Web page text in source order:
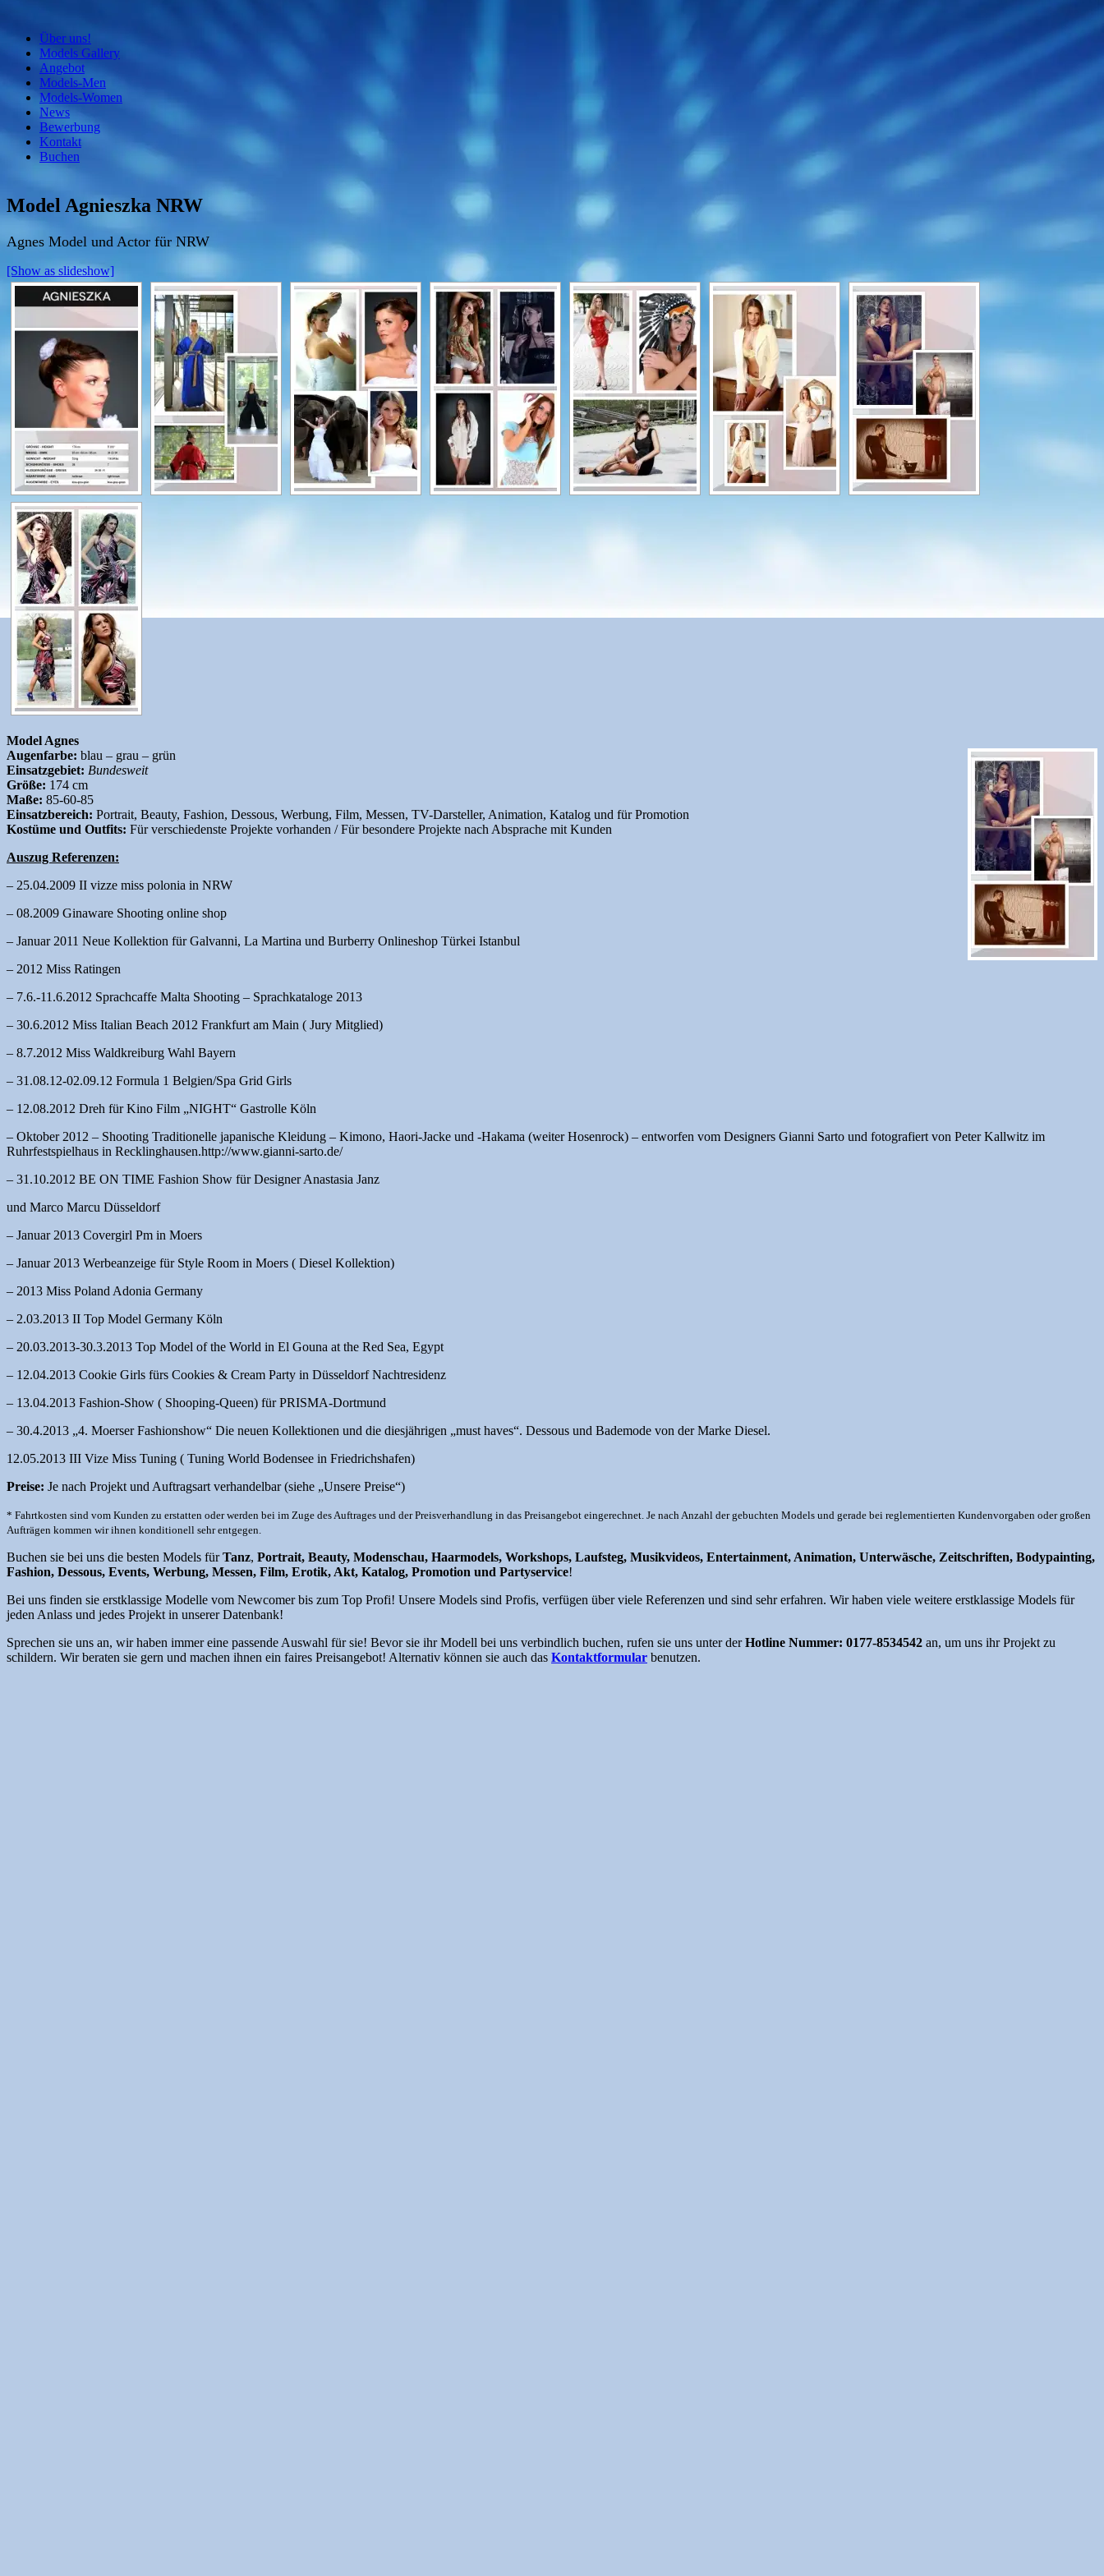
Zum
Inhalt
springen
Über uns!
Models Gallery
Angebot
Models-Men
Models-Women
News
Bewerbung
Kontakt
Buchen
Model Agnieszka NRW
Agnes Model und Actor für NRW
[Show as slideshow]
Model Agnes
Augenfarbe: blau – grau – grün
Einsatzgebiet: Bundesweit
Größe: 174 cm
Maße: 85-60-85
Einsatzbereich: Portrait, Beauty, Fashion, Dessous, Werbung, Film, Messen, TV-Darsteller, Animation, Katalog und für Promotion
Kostüme und Outfits: Für verschiedenste Projekte vorhanden / Für besondere Projekte nach Absprache mit Kunden
Auszug Referenzen:
– 25.04.2009 II vizze miss polonia in NRW
– 08.2009 Ginaware Shooting online shop
– Januar 2011 Neue Kollektion für Galvanni, La Martina und Burberry Onlineshop Türkei Istanbul
– 2012 Miss Ratingen
– 7.6.-11.6.2012 Sprachcaffe Malta Shooting – Sprachkataloge 2013
– 30.6.2012 Miss Italian Beach 2012 Frankfurt am Main ( Jury Mitglied)
– 8.7.2012 Miss Waldkreiburg Wahl Bayern
– 31.08.12-02.09.12 Formula 1 Belgien/Spa Grid Girls
– 12.08.2012 Dreh für Kino Film „NIGHT“ Gastrolle Köln
– Oktober 2012 – Shooting Traditionelle japanische Kleidung – Kimono, Haori-Jacke und -Hakama (weiter Hosenrock) – entworfen vom Designers Gianni Sarto und fotografiert von Peter Kallwitz im
Ruhrfestspielhaus in Recklinghausen.http://www.gianni-sarto.de/
– 31.10.2012 BE ON TIME Fashion Show für Designer Anastasia Janz
und Marco Marcu Düsseldorf
– Januar 2013 Covergirl Pm in Moers
– Januar 2013 Werbeanzeige für Style Room in Moers ( Diesel Kollektion)
– 2013 Miss Poland Adonia Germany
– 2.03.2013 II Top Model Germany Köln
– 20.03.2013-30.3.2013 Top Model of the World in El Gouna at the Red Sea, Egypt
– 12.04.2013 Cookie Girls fürs Cookies & Cream Party in Düsseldorf Nachtresidenz
– 13.04.2013 Fashion-Show ( Shooping-Queen) für PRISMA-Dortmund
– 30.4.2013 „4. Moerser Fashionshow“ Die neuen Kollektionen und die diesjährigen „must haves“. Dessous und Bademode von der Marke Diesel.
12.05.2013 III Vize Miss Tuning ( Tuning World Bodensee in Friedrichshafen)
Preise: Je nach Projekt und Auftragsart verhandelbar (siehe „Unsere Preise“)
* Fahrtkosten sind vom Kunden zu erstatten oder werden bei im Zuge des Auftrages und der Preisverhandlung in das Preisangebot eingerechnet. Je nach Anzahl der gebuchten Models und gerade bei reglementierten Kundenvorgaben oder großen
Aufträgen kommen wir ihnen konditionell sehr entgegen.
Buchen sie bei uns die besten Models fürTanz, Portrait, Beauty, Modenschau, Haarmodels, Workshops, Laufsteg, Musikvideos, Entertainment, Animation, Unterwäsche, Zeitschriften, Bodypainting,
Fashion, Dessous, Events, Werbung, Messen, Film, Erotik, Akt, Katalog, Promotion und Partyservice!
Bei uns finden sie erstklassige Modelle vom Newcomer bis zum Top Profi! Unsere Models sind Profis, verfügen über viele Referenzen und sind sehr erfahren. Wir haben viele weitere erstklassige Models für
jeden Anlass und jedes Projekt in unserer Datenbank!
Sprechen sie uns an, wir haben immer eine passende Auswahl für sie! Bevor sie ihr Modell bei uns verbindlich buchen, rufen sie uns unter derHotline Nummer: 0177-8534542 an, um uns ihr Projekt zu
schildern. Wir beraten sie gern und machen ihnen ein faires Preisangebot! Alternativ können sie auch das Kontaktformular benutzen.